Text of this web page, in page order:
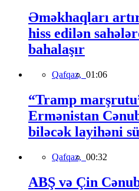
Əməkhaqları
hiss edilən
bahalaşır
Qafqaz, 01:06
“Tramp
Ermənistan
biləcək layihəni
Qafqaz, 00:32
ABŞ və Çin